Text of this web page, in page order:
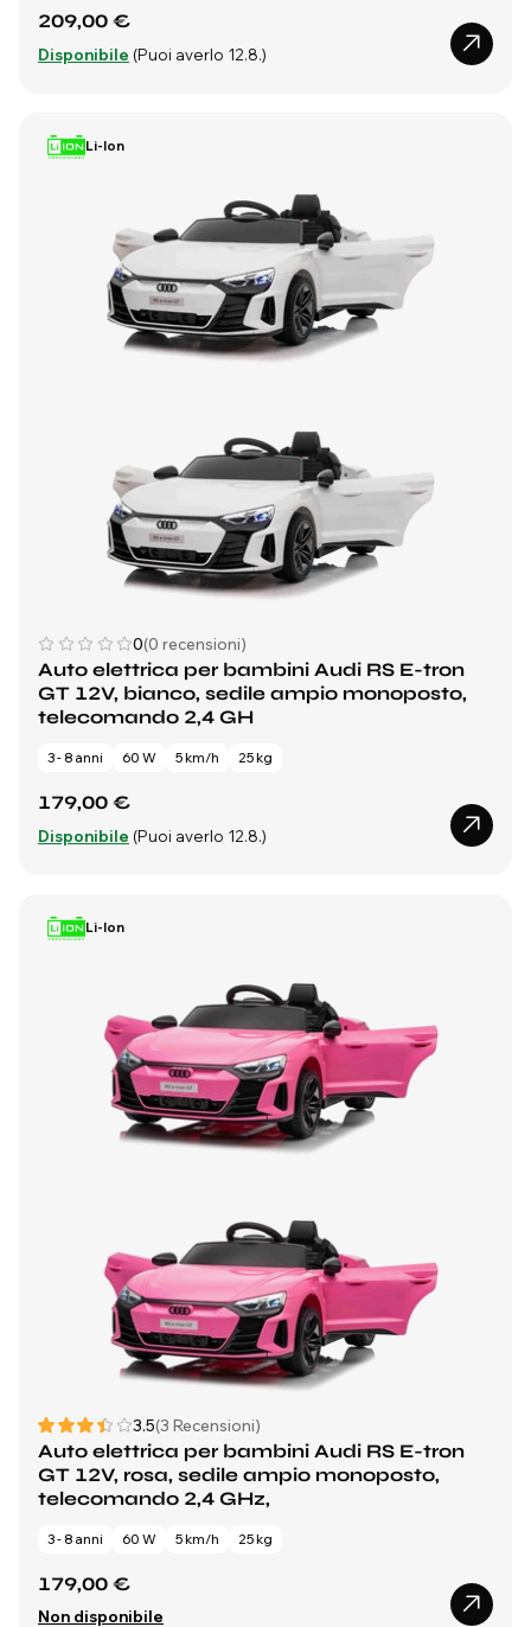
209,00 €
Disponibile (Puoi averlo 12.8.)
Li-Ion
0(0 recensioni)
Auto elettrica per bambini Audi RS E-tron
GT 12V, bianco, sedile ampio monoposto,
telecomando 2,4 GH
3 - 8 anni 60 W 5 km/h 25 kg
179,00 €
Disponibile (Puoi averlo 12.8.)
Li-Ion
3.5(3 Recensioni)
Auto elettrica per bambini Audi RS E-tron
GT 12V, rosa, sedile ampio monoposto,
telecomando 2,4 GHz,
3 - 8 anni 60 W 5 km/h 25 kg
179,00 €
Non disponibile